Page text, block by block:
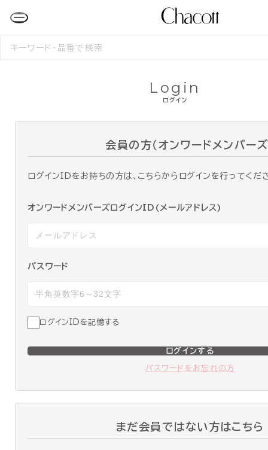
検
ログイン
Login
会員の方（オンワードメンバーズ
ログインIDをお持ちの方は、こちらからログインを行ってくだ
オンワードメンバーズログインID(メールアドレス)
パスワード
ログインIDを記憶する
ログインする
パスワードをお忘れの方
まだ会員ではない方はこちら